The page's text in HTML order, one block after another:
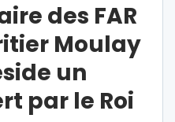
des FAR
Moulay
un
par le Roi